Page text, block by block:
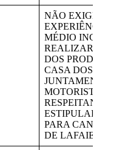
NÃO EXIGE
EXPERIÊNCIA;
MÉDIO
REALIZAR A
DOS
CASA DOS
JUNTAMENTE
MOTORISTA,
RESPEITANDO
ESTIPULADA.
PARA
DE LAFAIETE.